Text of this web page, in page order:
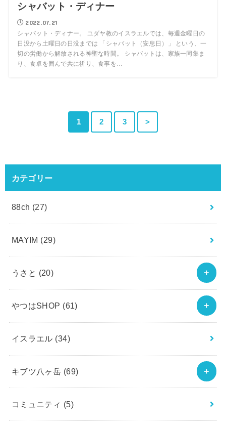
シャバット・ディナー
2022.07.21
シャバット・ディナー。 ユダヤ教のイスラエルでは、毎週金曜日の
日没から土曜日の日没までは 「シャバット（安息日）」 という、一
切の労働から解放される神聖な時間。 シャバットは、家族一同集ま
り、食卓を囲んで共に祈り、食事を…
1 2 3 >
カテゴリー
88ch (27)
MAYIM (29)
うさと (20)
やつはSHOP (61)
イスラエル (34)
キブツ八ヶ岳 (69)
コミュニティ (5)